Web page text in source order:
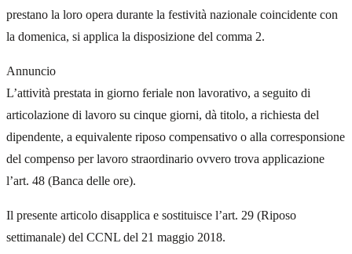
prestano la loro opera durante la festività nazionale coincidente con
la domenica, si applica la disposizione del comma 2.
Annuncio
L’attività prestata in giorno feriale non lavorativo, a seguito di
articolazione di lavoro su cinque giorni, dà titolo, a richiesta del
dipendente, a equivalente riposo compensativo o alla corresponsione
del compenso per lavoro straordinario ovvero trova applicazione
l’art. 48 (Banca delle ore).
Il presente articolo disapplica e sostituisce l’art. 29 (Riposo
settimanale) del CCNL del 21 maggio 2018.